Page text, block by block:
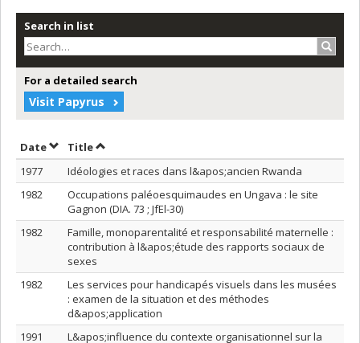
Search in list
For a detailed search
Visit Papyrus
DateSort by date in ascending order
TitleSort by title in ascending order
1977
Idéologies et races dans l&apos;ancien Rwanda
1982
Occupations paléoesquimaudes en Ungava : le site
Gagnon (DIA. 73 ; JfEl-30)
1982
Famille, monoparentalité et responsabilité maternelle :
contribution à l&apos;étude des rapports sociaux de
sexes
1982
Les services pour handicapés visuels dans les musées
: examen de la situation et des méthodes
d&apos;application
1991
L&apos;influence du contexte organisationnel sur la